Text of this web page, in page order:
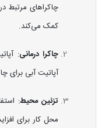
چاکراهای مرتبط
کمک می‌کند.
چاکرا درمانی:
آپاتیت آبی برای
تزئین محیط:
محل کار برای